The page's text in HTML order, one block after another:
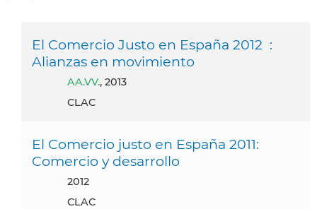
El Comercio Justo en España 2012 :
Alianzas en movimiento
AA.VV., 2013
CLAC
El Comercio justo en España 2011:
Comercio y desarrollo
2012
CLAC